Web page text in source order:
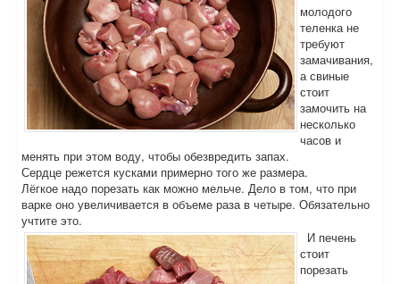
молодого
теленка не
требуют
замачивания,
а свиные
стоит
замочить на
несколько
часов и
менять при этом воду, чтобы обезвредить запах.
Сердце режется кусками примерно того же размера.
Лёгкое надо порезать как можно мельче. Дело в том, что при
варке оно увеличивается в объеме раза в четыре. Обязательно
учтите это.
И печень
стоит
порезать